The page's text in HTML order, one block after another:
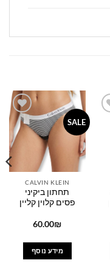
SALE
Add to
wishlist
CALVIN KLEIN
תחתון ביקיני
פסים קלוין קליין
60.00₪
מידע נוסף